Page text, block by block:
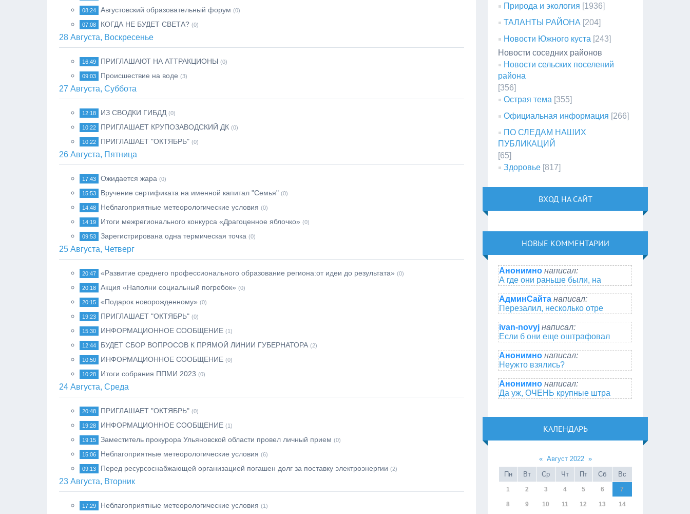
08:24 Августовский образовательный форум (0)
07:08 КОГДА НЕ БУДЕТ СВЕТА? (0)
28 Августа, Воскресенье
16:49 ПРИГЛАШАЮТ НА АТТРАКЦИОНЫ (0)
09:03 Происшествие на воде (3)
27 Августа, Суббота
12:18 ИЗ СВОДКИ ГИБДД (0)
10:22 ПРИГЛАШАЕТ КРУПОЗАВОДСКИЙ ДК (0)
10:22 ПРИГЛАШАЕТ "ОКТЯБРЬ" (0)
26 Августа, Пятница
17:43 Ожидается жара (0)
15:53 Вручение сертификата на именной капитал "Семья" (0)
14:48 Неблагоприятные метеорологические условия (0)
14:19 Итоги межрегионального конкурса «Драгоценное яблочко» (0)
09:53 Зарегистрирована одна термическая точка (0)
25 Августа, Четверг
20:47 «Развитие среднего профессионального образование региона:от идеи до результата» (0)
20:18 Акция «Наполни социальный погребок» (0)
20:15 «Подарок новорожденному» (0)
19:23 ПРИГЛАШАЕТ "ОКТЯБРЬ" (0)
15:30 ИНФОРМАЦИОННОЕ СООБЩЕНИЕ (1)
12:44 БУДЕТ СБОР ВОПРОСОВ К ПРЯМОЙ ЛИНИИ ГУБЕРНАТОРА (2)
10:50 ИНФОРМАЦИОННОЕ СООБЩЕНИЕ (0)
10:28 Итоги собрания ППМИ 2023 (0)
24 Августа, Среда
20:48 ПРИГЛАШАЕТ "ОКТЯБРЬ" (0)
19:28 ИНФОРМАЦИОННОЕ СООБЩЕНИЕ (1)
19:15 Заместитель прокурора Ульяновской области провел личный прием (0)
15:06 Неблагоприятные метеорологические условия (6)
09:13 Перед ресурсоснабжающей организацией погашен долг за поставку электроэнергии (2)
23 Августа, Вторник
17:29 Неблагоприятные метеорологические условия (1)
Природа и экология [1936]
ТАЛАНТЫ РАЙОНА [204]
Новости Южного куста [243]
Новости соседних районов
Новости сельских поселений
района
[356]
Острая тема [355]
Официальная информация [266]
ПО СЛЕДАМ НАШИХ
ПУБЛИКАЦИЙ
[65]
Здоровье [817]
ВХОД НА САЙТ
НОВЫЕ КОММЕНТАРИИ
Анонимно написал:
А где они раньше были, на
АдминСайта написал:
Перезалил, несколько отре
ivan-novyj написал:
Если б они еще оштрафовал
Анонимно написал:
Неужто взялись?
Анонимно написал:
Да уж, ОЧЕНЬ крупные штра
КАЛЕНДАРЬ
« Август 2022 »
Пн
Вт Ср Чт Пт Сб Вс
1 2 3 4 5 6 7
8 9 10 11 12 13 14